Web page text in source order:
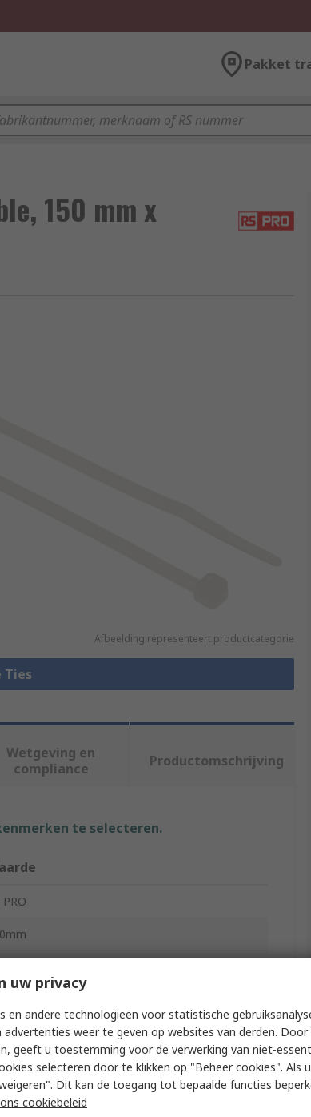
Pakket
150 mm x
Afbeelding representeert productcategorie
Ties
Wetgeving en
compliance
Productomschrijving
te selecteren.
PRO
66
Releasable
uw privacy
en andere technologieën voor statistische
weer te geven op websites van derden. Door
geeft u toestemming voor de verwerking van niet-
selecteren door te klikken op "Beheer cookies". Als
Dit kan de toegang tot bepaalde functies
ons cookiebeleid